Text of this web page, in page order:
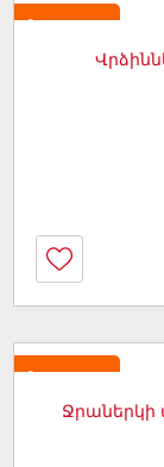
Նորույթ
Նորույթ
Ջրաներկի